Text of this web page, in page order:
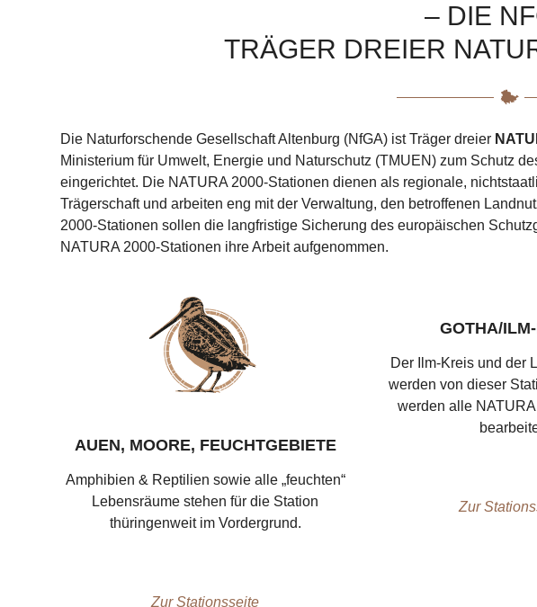
– DIE
TRÄGER DREIER
Die Naturforschende Gesellschaft Altenburg (NfGA) ist Träger dreier
Ministerium für Umwelt, Energie und Naturschutz (TMUEN) zum Schutz
eingerichtet. Die NATURA 2000-Stationen dienen als regionale,
Trägerschaft und arbeiten eng mit der Verwaltung, den betroffenen
2000-Stationen sollen die langfristige Sicherung des europäischen
NATURA 2000-Stationen ihre Arbeit aufgenommen.
AUEN, MOORE, FEUCHTGEBIETE
Amphibien & Reptilien sowie alle „feuchten“
Lebensräume stehen für die Station
thüringenweit im Vordergrund.
Zur Stationsseite
GOTHA/
Der Ilm-Kreis und der
werden von dieser
werden alle
Zur